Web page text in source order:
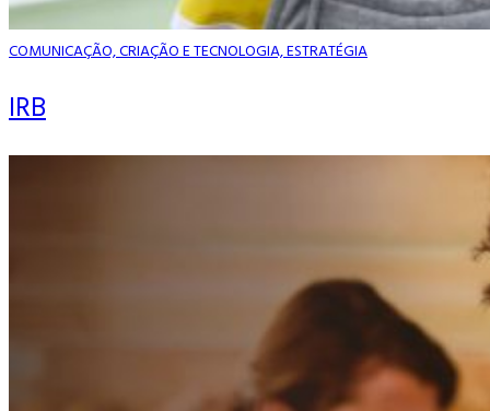
COMUNICAÇÃO, CRIAÇÃO E TECNOLOGIA, ESTRATÉGIA
IRB